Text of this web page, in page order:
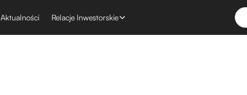
Aktualności Relacje Inwestorskie